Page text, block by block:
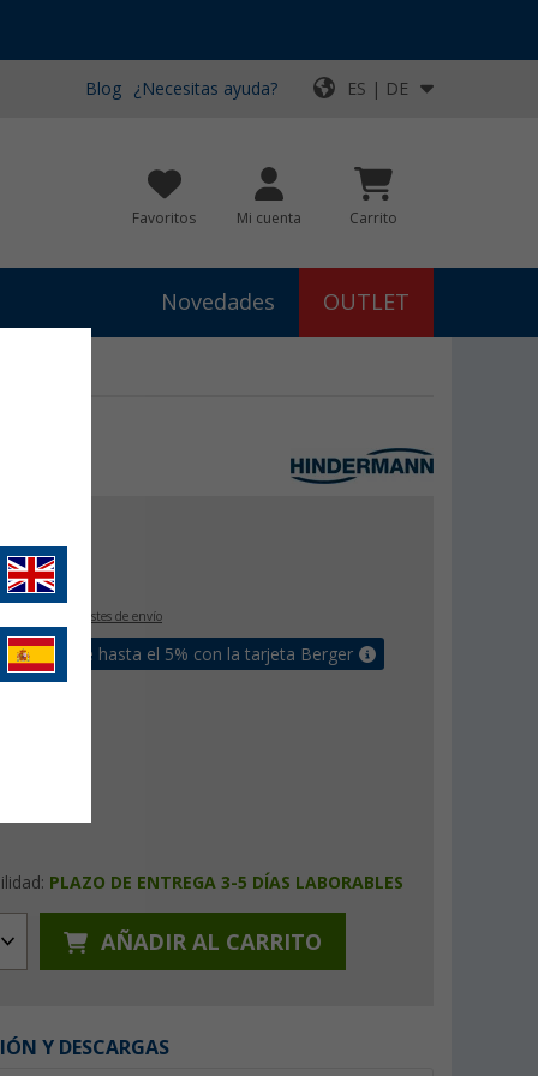
Blog ¿Necesitas ayuda? ES | DE
Favoritos Mi cuenta Carrito
Novedades OUTLET
€
+ Costes de envío
un bonus de hasta el 5% con la tarjeta Berger
PLAZO DE ENTREGA 3-5 DÍAS LABORABLES
AÑADIR AL CARRITO
Y DESCARGAS